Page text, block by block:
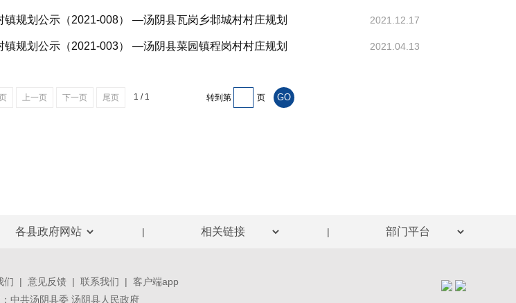
2021.12.17
镇规划公示（2021-008） —汤阴县瓦岗乡邶城村村庄规划
2021.04.13
镇规划公示（2021-003） —汤阴县菜园镇程岗村村庄规划
上一页 下一页 尾页 1 / 1 转到第 页
| |
们 | 意见反馈 | 联系我们 | 客户端app
中共汤阴县委 汤阴县人民政府